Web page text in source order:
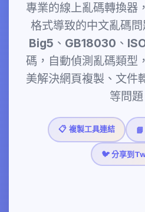
專業的線上亂碼轉換器
格式導致的中文亂碼
Big5、GB18030、
碼，自動偵測亂碼類型
美解決網頁複製、文件
等問題
📋 複製工具連結
🐦 分享到